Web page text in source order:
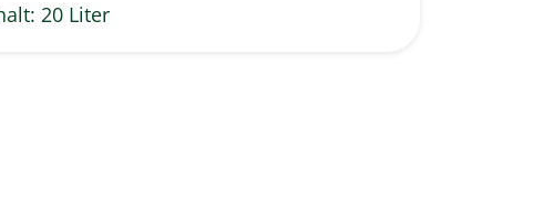
20 Liter